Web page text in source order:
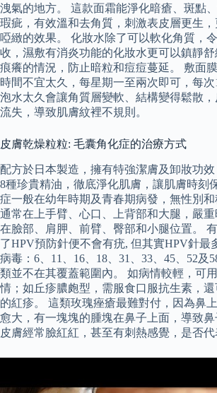
洩氣的地方。 這款面霜能淨化暗瘡、斑點
瑕疵，有效溫和去角質，刺激表皮層更生
啞緻的效果。 化妝水除了可以軟化角質，
收，濕敷有消炎功能的化妝水更可以鎮靜
痕癢的情況，防止暗粒和痘痘蔓延。 敷面
時間不宜太久，每星期一至兩次即可，每
泡水太久會讓角質層變軟、結構變得鬆散
流失，導致肌膚紋裡不規則。
皮膚乾燥粒粒: 毛囊角化症的治療方式
配方於日本製造，擁有特強潔膚及卸妝功
8種珍貴精油，徹底淨化肌膚，讓肌膚時刻
症一般在幼年時期及青春期病發，無性別
通常在上手臂、心口、上背部和大腿，嚴
在臉部、肩胛、前臂、臀部和小腿位置。
了HPV預防針便不會有疣, 但其實HPV針最
病毒：6、11、16、18、31、33、45、52及
類並不在其覆蓋範圍內。 如病情較輕，可
情；如丘疹膿皰型，需服食口服抗生素，
的紅疹。 這類玫瑰痤瘡最難對付，因為鼻
愈大，有一塊塊的腫塊在鼻子上面，導致鼻
皮膚經常臉紅紅，甚至有刺熱感覺，是否